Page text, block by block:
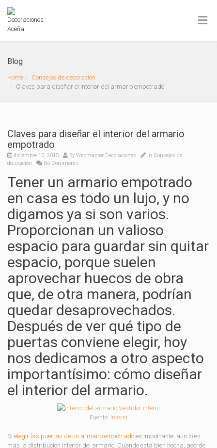
Blog
Home
Consejos de decoración
Claves para diseñar el interior del armario empotrado
Claves para diseñar el interior del armario
empotrado
diciembre 15, 2015 By Webmaster Decoraciones In Consejos de
decoración
No Comments
Tener un armario empotrado
en casa es todo un lujo, y no
digamos ya si son varios.
Proporcionan un valioso
espacio para guardar sin quitar
espacio, porque suelen
aprovechar huecos de obra
que, de otra manera, podrían
quedar desaprovechados.
Después de ver qué tipo de
puertas conviene elegir, hoy
nos dedicamos a otro aspecto
importantísimo: cómo diseñar
el interior del armario.
Fuente: Interni
Si elegir las puertas de un armario empotrado es importante, aun lo es
más la distribución interior del armario. Cuando está bien hecha, acorde